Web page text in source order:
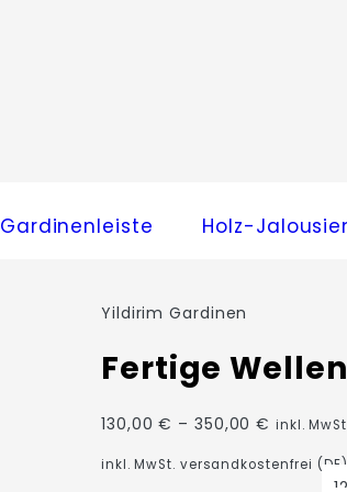
Gardinenleiste Holz-
Yildirim Gardinen
Fertige
130,00€ – 350,00€
bis
inkl.
inkl. MwSt. versandkostenfrei (DE).